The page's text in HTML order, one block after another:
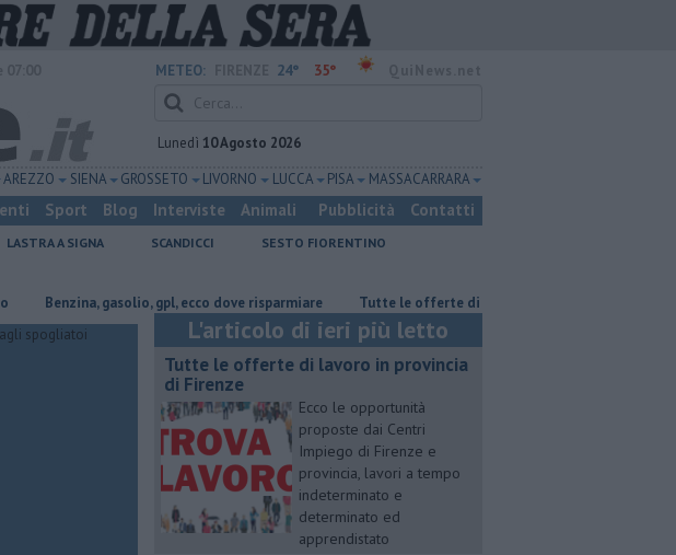
METEO: 24° 35°
Lunedì 10 Agosto 2026
AREZZO SIENA GROSSETO LIVORNO LUCCA PISA MASSA CARRARA
Sport Blog Interviste Animali Pubblicità Contatti
LASTRA A SIGNA SCANDICCI
SESTO FIORENTINO
gasolio, gpl, ecco dove risparmiare ​Tutte le offerte di lavoro in provincia di Firenze
L'articolo di ieri più letto
​Tutte le offerte di lavoro in provincia
di Firenze
Ecco le opportunità
proposte dai Centri
Impiego di Firenze e
provincia, lavori a tempo
indeterminato e
determinato ed
apprendistato